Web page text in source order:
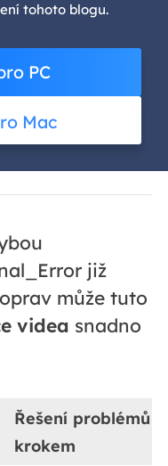
tohoto blogu.
PC
Mac
již
může tuto
videa snadno
Řešení problémů
krokem